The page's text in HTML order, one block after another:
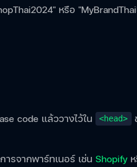
หรือ
code แล้ววางไว้ใน <head>
รจากพาร์ทเนอร์ เช่น Shopify